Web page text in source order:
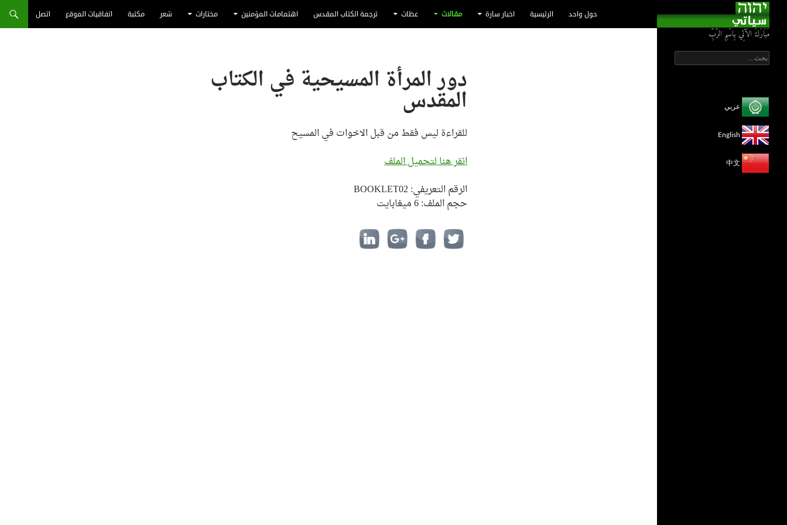
حول واحد
الرئيسية اخبار سارة مقالات عظات ترجمة الكتاب المقدس اهتمامات المؤمنين مختارات شعر مكتبة اتفاقيات الموقع اتصل
دور المرأة المسيحية في الكتاب
المقدس
للقراءة ليس فقط من قبل الاخوات في المسيح
انقر هنا لتحميل الملف
الرقم التعريفي: BOOKLET02
حجم الملف: 6 ميغابايت
مُبَارَكٌ الآتِي بِاسْمِ الرَّبِّ
البحث
عن:
عربي